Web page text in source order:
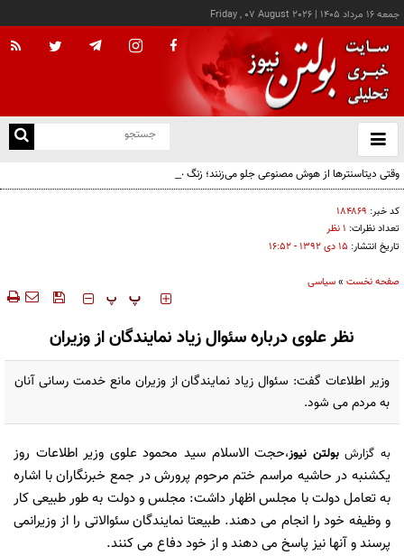
جمعه ۱۶ مرداد ۱۴۰۵ |
Friday , 07 August 2026
باز
و
وقتی دیتاسنترها از هوش مصنوعی جلو می‌زنند؛ زنگ خطر برای اقتصاد AI
کد خبر: ۱۸۴۸۶۹
تعداد نظرات: ۱ نظر
تاریخ انتشار: ۱۵ دی ۱۳۹۲ - ۱۶:۵۲
صفحه نخست »سیاسی
‍‍‍ پ پ
نظر علوی درباره سئوال زیاد نمایندگان از وزیران
وزیر اطلاعات گفت: سئوال زیاد نمایندگان از وزیران مانع خدمت رسانی آنان
به مردم می شود.
به گزارش بولتن نیوز،حجت الاسلام سید محمود علوی وزیر اطلاعات روز
یکشنبه در حاشیه مراسم ختم مرحوم پرورش در جمع خبرنگاران با اشاره
به تعامل دولت با مجلس اظهار داشت: مجلس و دولت به طور طبیعی کار
و وظیفه خود را انجام می دهند. طبیعتا نمایندگان سئوالاتی را از وزیرانمی
پرسند و آنها نیز پاسخ می دهند و از خود دفاع می کنند.